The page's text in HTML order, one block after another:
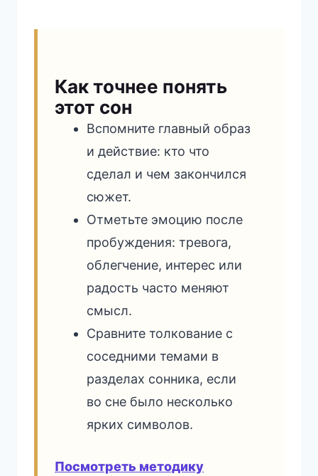
Как точнее понять
этот сон
Вспомните главный образ
и действие: кто что
сделал и чем закончился
сюжет.
Отметьте эмоцию после
пробуждения: тревога,
облегчение, интерес или
радость часто меняют
смысл.
Сравните толкование с
соседними темами в
разделах сонника, если
во сне было несколько
ярких символов.
Посмотреть методику